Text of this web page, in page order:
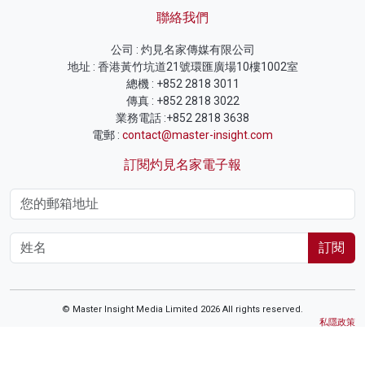
聯絡我們
公司 : 灼見名家傳媒有限公司
地址 : 香港黃竹坑道21號環匯廣場10樓1002室
總機 : +852 2818 3011
傳真 : +852 2818 3022
業務電話 :+852 2818 3638
電郵 : contact@master-insight.com
訂閱灼見名家電子報
訂閱
© Master Insight Media Limited 2026 All rights reserved.
私隱政策